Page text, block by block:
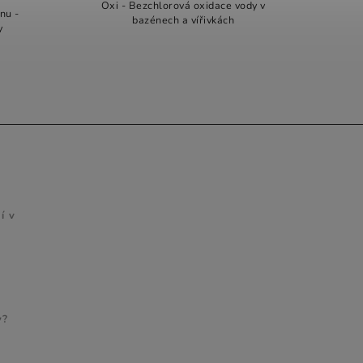
-
Oxi - Bezchlorová oxidace vody v
bazénech a vířivkách
v